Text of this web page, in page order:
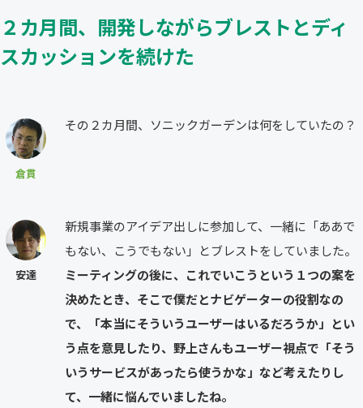
２カ月間、開発しながらブレストとディ
スカッションを続けた
倉貫
その２カ月間、ソニックガーデンは何をしていたの？
安達
新規事業のアイデア出しに参加して、一緒に「ああで
もない、こうでもない」とブレストをしていました。
ミーティングの後に、これでいこうという１つの案を
決めたとき、そこで僕だとナビゲーターの役割なの
で、「本当にそういうユーザーはいるだろうか」とい
う点を意見したり、野上さんもユーザー視点で「そう
いうサービスがあったら使うかな」など考えたりし
て、一緒に悩んでいましたね。